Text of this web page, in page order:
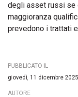
degli asset russi se
maggioranza
prevedono i trattati
PUBBLICATO IL
giovedì, 11 dicembre 2025
AUTORE